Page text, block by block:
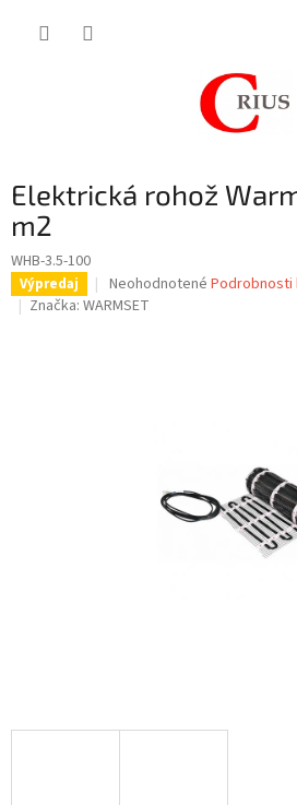
Elektrická rohož
m2
WHB-3.5-100
Výpredaj
Priemerné
hodnotenie
Neohodnotené Podrobnosti
Značka: WARMSET